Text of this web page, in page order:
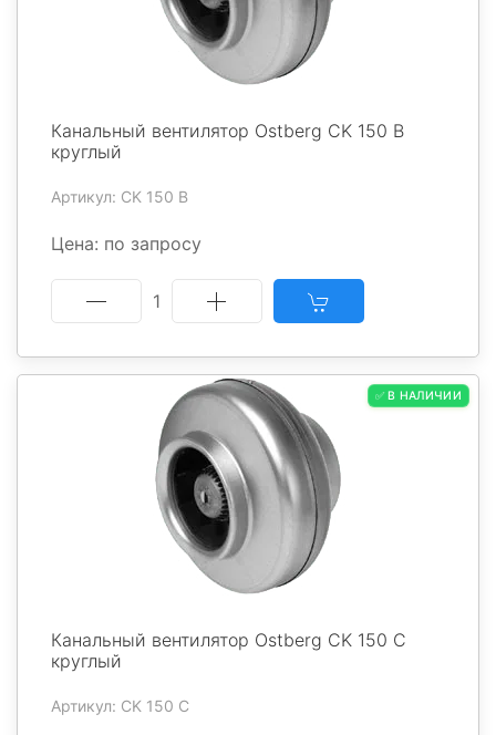
Канальный вентилятор Ostberg CK 150 B
круглый
Артикул: CK 150 B
Цена: по запросу
1
✅ В НАЛИЧИИ
Канальный вентилятор Ostberg CK 150 C
круглый
Артикул: CK 150 C